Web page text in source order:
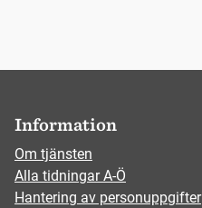
Information
Om tjänsten
Alla tidningar A-Ö
Hantering av personuppgifter